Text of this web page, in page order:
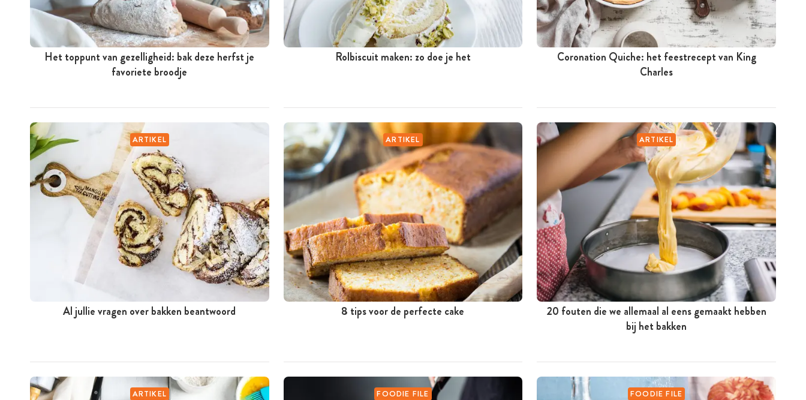
Het toppunt van gezelligheid: bak deze herfst je
favoriete broodje
Rolbiscuit maken: zo doe je het
Coronation Quiche: het feestrecept van King
Charles
ARTIKEL
Al jullie vragen over bakken beantwoord
ARTIKEL
8 tips voor de perfecte cake
ARTIKEL
20 fouten die we allemaal al eens gemaakt hebben
bij het bakken
ARTIKEL FOODIE FILE FOODIE FILE